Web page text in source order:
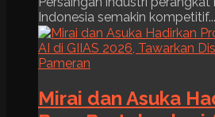
Indonesia semakin
Mirai dan Asuka